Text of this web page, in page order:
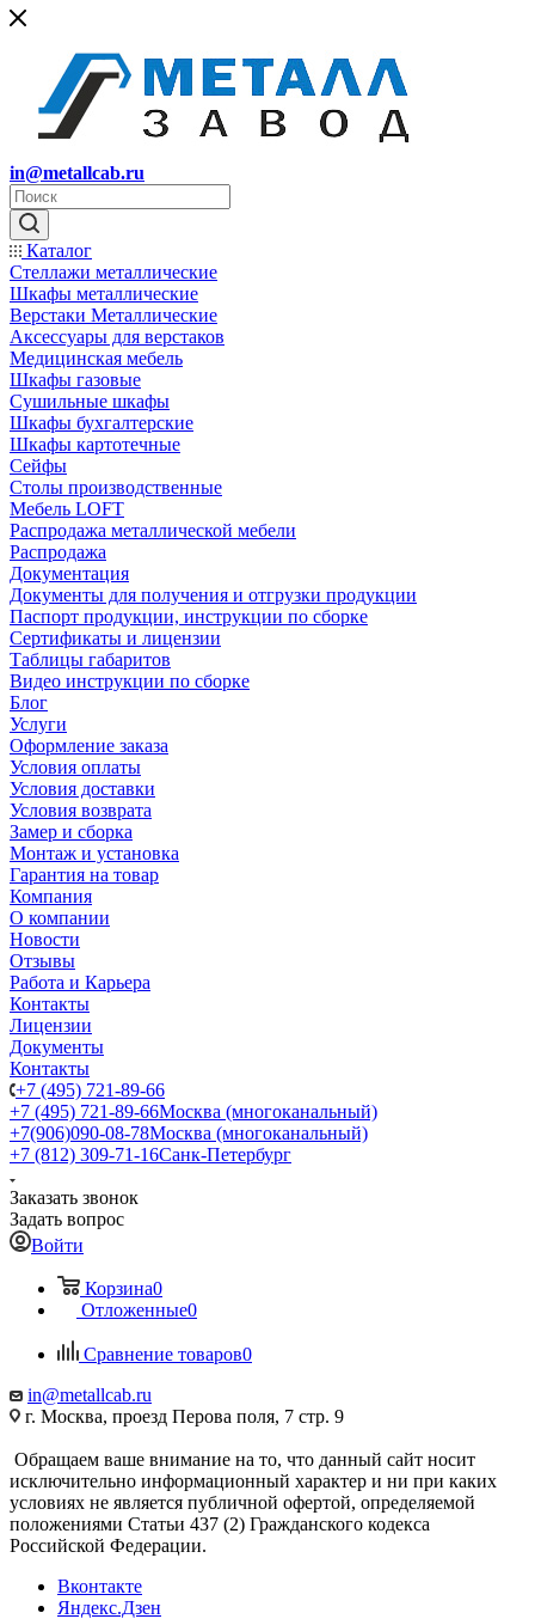
in@metallcab.ru
Каталог
Стеллажи металлические
Шкафы металлические
Верстаки Металлические
Аксессуары для верстаков
Медицинская мебель
Шкафы газовые
Сушильные шкафы
Шкафы бухгалтерские
Шкафы картотечные
Сейфы
Столы производственные
Мебель LOFT
Распродажа металлической мебели
Распродажа
Документация
Документы для получения и отгрузки продукции
Паспорт продукции, инструкции по сборке
Сертификаты и лицензии
Таблицы габаритов
Видео инструкции по сборке
Блог
Услуги
Оформление заказа
Условия оплаты
Условия доставки
Условия возврата
Замер и сборка
Монтаж и установка
Гарантия на товар
Компания
О компании
Новости
Отзывы
Работа и Карьера
Контакты
Лицензии
Документы
Контакты
+7 (495) 721-89-66
+7 (495) 721-89-66Москва (многоканальный)
+7(906)090-08-78Москва (многоканальный)
+7 (812) 309-71-16Санк-Петербург
Заказать звонок
Задать вопрос
Войти
Корзина0
Отложенные0
Сравнение товаров0
in@metallcab.ru
г. Москва, проезд Перова поля, 7 стр. 9
Обращаем ваше внимание на то, что данный сайт носит
исключительно информационный характер и ни при каких
условиях не является публичной офертой, определяемой
положениями Статьи 437 (2) Гражданского кодекса
Российской Федерации.
Вконтакте
Яндекс.Дзен